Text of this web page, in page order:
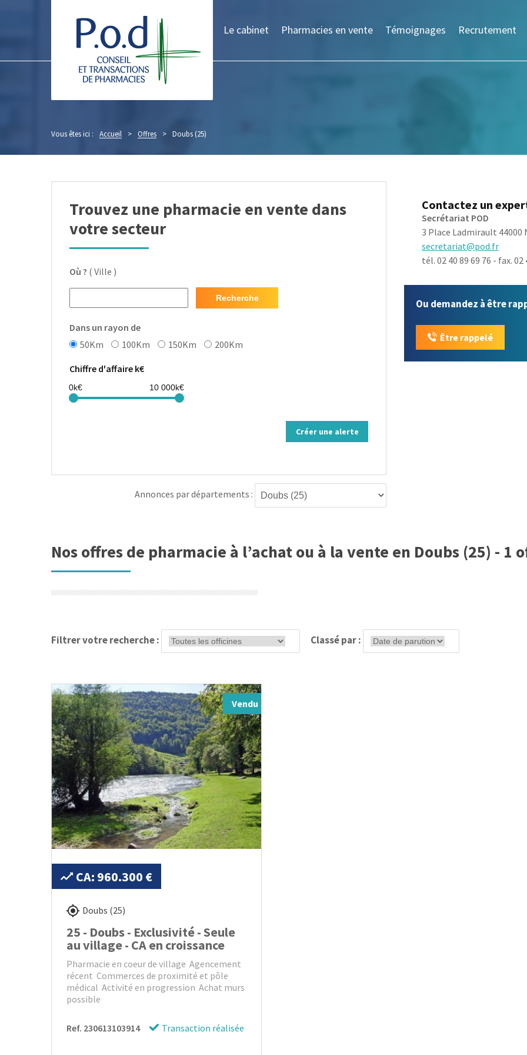
Le cabinet Pharmacies en vente Témoignages Recrutement
Vous êtes ici : Accueil > Offres > Doubs (25)
Trouvez une pharmacie en vente dans
votre secteur
Où ? ( Ville )
Recherche
Dans un rayon de
50Km
100Km 150Km 200Km
Chiffre d'affaire k€
Créer une alerte
Annonces par départements :
Contactez un
Secrétariat POD
3 Place Ladmirault 44000
secretariat@pod.fr
tél. 02 40 89 69 76 - fax. 02
Ou demandez à être
Être rappelé
Nos offres de pharmacie à l’achat ou à la vente en Doubs (25) - 1
Filtrer votre recherche : Classé par :
Vendu
CA: 960.300 €
Doubs (25)
25 - Doubs - Exclusivité - Seule
au village - CA en croissance
Pharmacie en coeur de village Agencement
récent Commerces de proximité et pôle
médical Activité en progression Achat murs
possible
Ref. 230613103914 Transaction réalisée